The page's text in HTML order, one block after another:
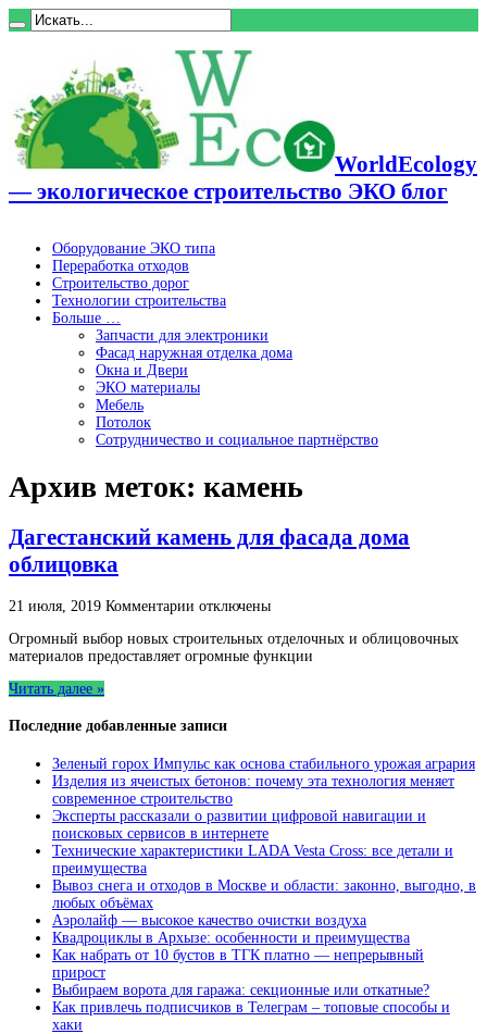
WorldEcology
— экологическое строительство ЭКО блог
Оборудование ЭКО типа
Переработка отходов
Строительство дорог
Технологии строительства
Больше …
Запчасти для электроники
Фасад наружная отделка дома
Окна и Двери
ЭКО материалы
Мебель
Потолок
Сотрудничество и социальное партнёрство
Архив меток: камень
Дагестанский камень для фасада дома
облицовка
21 июля, 2019 Комментарии к
Дагестанский
камень
облицовка
отключены
Огромный выбор новых строительных отделочных и облицовочных
материалов предоставляет огромные функции
Читать далее »
Последние добавленные записи
Зеленый горох Импульс как основа стабильного урожая агрария
Изделия из ячеистых бетонов: почему эта технология меняет
современное строительство
Эксперты рассказали о развитии цифровой навигации и
поисковых сервисов в интернете
Технические характеристики LADA Vesta Cross: все детали и
преимущества
Вывоз снега и отходов в Москве и области: законно, выгодно, в
любых объёмах
Аэролайф — высокое качество очистки воздуха
Квадроциклы в Архызе: особенности и преимущества
Как набрать от 10 бустов в ТГК платно — непрерывный
прирост
Выбираем ворота для гаража: секционные или откатные?
Как привлечь подписчиков в Телеграм – топовые способы и
хаки